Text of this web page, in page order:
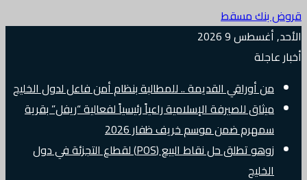
مسقط
9 2026
أوراقي القديمة .. للمطالبة بنظام أمن فاعل لدول الخليج
للصيرفة الإسلامية راعياً رئيسياً لفعالية “ريفل” بقرية
ضمن موسم خريف ظفار 2026
زوهو تطلق حل نقاط البيع (POS) لقطاع التجزئة في دول